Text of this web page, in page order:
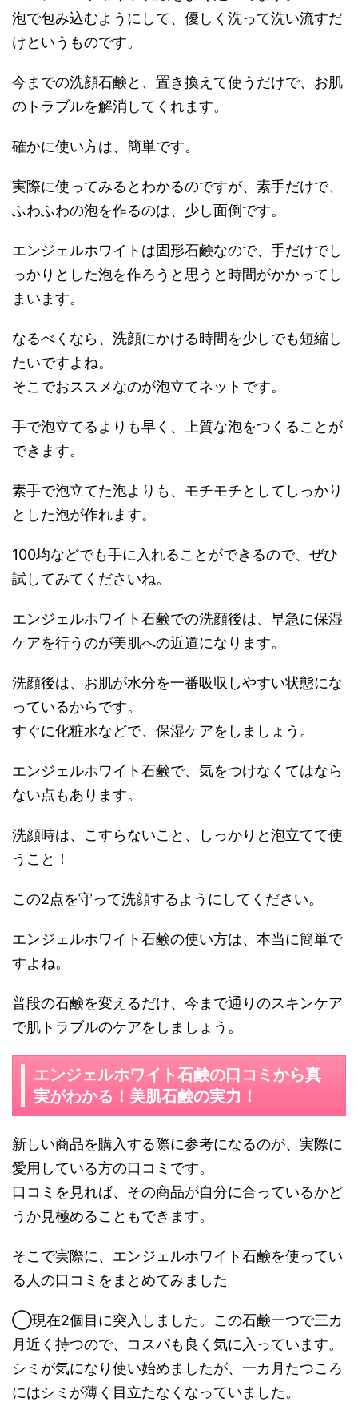
泡で包み込むようにして、優しく洗って洗い流すだ
けというものです。
今までの洗顔石鹸と、置き換えて使うだけで、お肌
のトラブルを解消してくれます。
確かに使い方は、簡単です。
実際に使ってみるとわかるのですが、素手だけで、
ふわふわの泡を作るのは、少し面倒です。
エンジェルホワイトは固形石鹸なので、手だけでし
っかりとした泡を作ろうと思うと時間がかかってし
まいます。
なるべくなら、洗顔にかける時間を少しでも短縮し
たいですよね。
そこでおススメなのが泡立てネットです。
手で泡立てるよりも早く、上質な泡をつくることが
できます。
素手で泡立てた泡よりも、モチモチとしてしっかり
とした泡が作れます。
100均などでも手に入れることができるので、ぜひ
試してみてくださいね。
エンジェルホワイト石鹸での洗顔後は、早急に保湿
ケアを行うのが美肌への近道になります。
洗顔後は、お肌が水分を一番吸収しやすい状態にな
っているからです。
すぐに化粧水などで、保湿ケアをしましょう。
エンジェルホワイト石鹸で、気をつけなくてはなら
ない点もあります。
洗顔時は、こすらないこと、しっかりと泡立てて使
うこと！
この2点を守って洗顔するようにしてください。
エンジェルホワイト石鹸の使い方は、本当に簡単で
すよね。
普段の石鹸を変えるだけ、今まで通りのスキンケア
で肌トラブルのケアをしましょう。
エンジェルホワイト石鹸の口コミから真
実がわかる！美肌石鹸の実力！
新しい商品を購入する際に参考になるのが、実際に
愛用している方の口コミです。
口コミを見れば、その商品が自分に合っているかど
うか見極めることもできます。
そこで実際に、エンジェルホワイト石鹸を使ってい
る人の口コミをまとめてみました
◯現在2個目に突入しました。この石鹸一つで三カ
月近く持つので、コスパも良く気に入っています。
シミが気になり使い始めましたが、一カ月たつころ
にはシミが薄く目立たなくなっていました。